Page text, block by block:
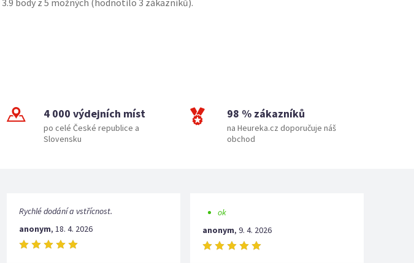
3.9 body z 5 možných (hodnotilo 3 zákazníků).
4 000 výdejních míst
po celé České republice a
Slovensku
98 % zákazníků
na Heureka.cz doporučuje náš
obchod
Rychlé dodání a vstřícnost.
anonym, 18. 4. 2026
ok
anonym, 9. 4. 2026